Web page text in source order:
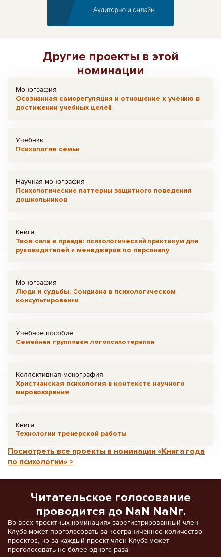
Другие проекты в этой
номинации
Монография
Осознанная саморегуляция и отношение к учению в
достижении учебных целей
Учебник
Психология семьи
Научная монография
Психологические паттерны защитного поведения
дошкольников
Книга
Твоя сила в правде: психологический практикум для
руководителей и менеджеров по персоналу
Монография
Люди и судьбы. Сондиана в психологическом
консультировании
Учебное пособие
Семейная групповая логопсихотерапия
Коллективная монография
Христианская психология в контексте научного
мировоззрения
Книга
Технологии тренерской работы
Посмотреть все проекты в номинации «Книга года
по психологии» >
Читательское голосование
проводится до NaN NaNг.
Во всех проектных номинациях зарегистрированный член
Клуба может проголосовать за неограниченное количество
проектов, но за каждый проект член Клуба может
проголосовать не более одного раза.